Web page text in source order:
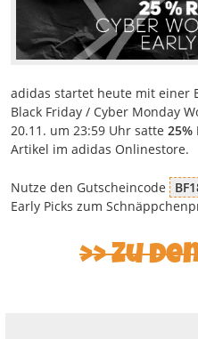
adidas startet heute mit einer
Black Friday / Cyber Monday
20.11. um 23:59 Uhr satte 25%
Artikel im adidas Onlinestore.
Nutze den Gutscheincode
Early Picks zum
>> Zu